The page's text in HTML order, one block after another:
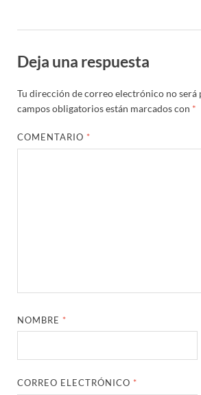
Deja una respuesta
Tu dirección de correo electrónico no será
campos obligatorios están marcados con *
COMENTARIO *
NOMBRE *
CORREO ELECTRÓNICO *